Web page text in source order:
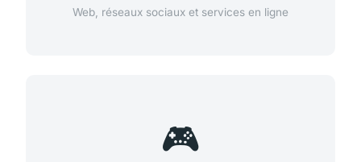
Web, réseaux sociaux et services en ligne
🎮